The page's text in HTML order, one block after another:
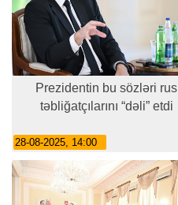
Prezidentin bu sözləri rus
təbliğatçılarını “dəli” etdi
28-08-2025, 14:00